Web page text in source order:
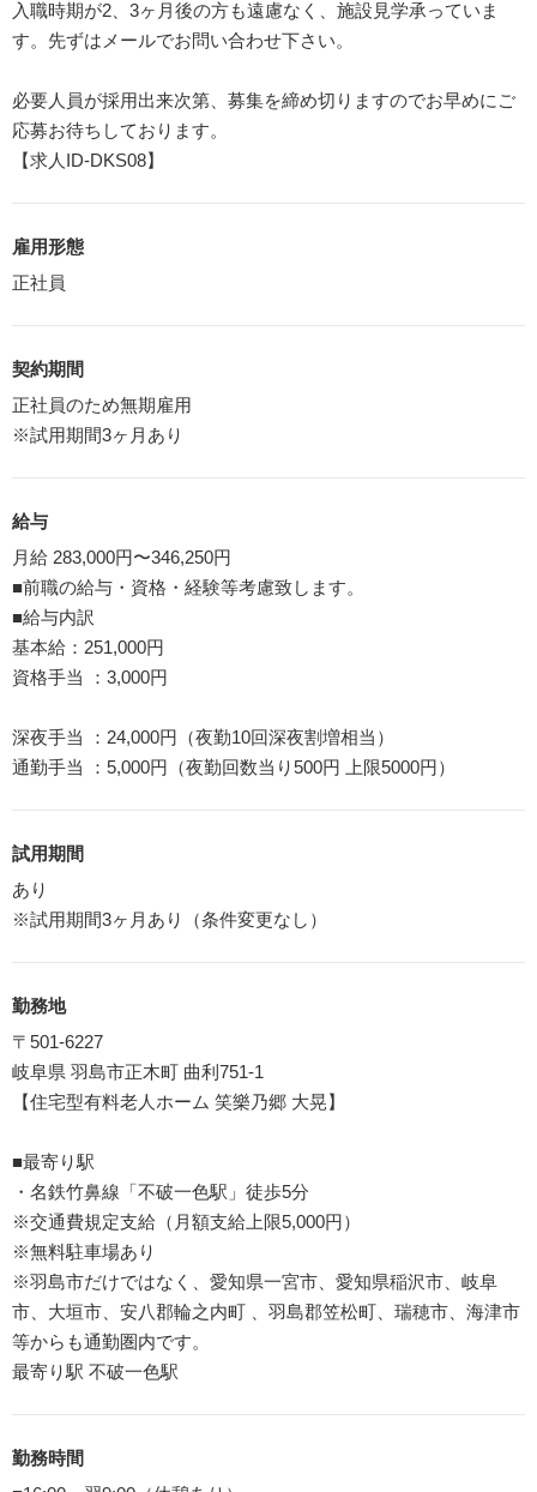
入職時期が2、3ヶ月後の方も遠慮なく、施設見学承っていま
す。先ずはメールでお問い合わせ下さい。
必要人員が採用出来次第、募集を締め切りますのでお早めにご
応募お待ちしております。
【求人ID-DKS08】
雇用形態
正社員
契約期間
正社員のため無期雇用
※試用期間3ヶ月あり
給与
月給 283,000円〜346,250円
■前職の給与・資格・経験等考慮致します。
■給与内訳
基本給：251,000円
資格手当 ：3,000円
深夜手当 ：24,000円（夜勤10回深夜割増相当）
通勤手当 ：5,000円（夜勤回数当り500円 上限5000円）
試用期間
あり
※試用期間3ヶ月あり（条件変更なし）
勤務地
〒501-6227
岐阜県 羽島市正木町 曲利751-1
【住宅型有料老人ホーム 笑樂乃郷 大晃】
■最寄り駅
・名鉄竹鼻線「不破一色駅」徒歩5分
※交通費規定支給（月額支給上限5,000円）
※無料駐車場あり
※羽島市だけではなく、愛知県一宮市、愛知県稲沢市、岐阜
市、大垣市、安八郡輪之内町 、羽島郡笠松町、瑞穂市、海津市
等からも通勤圏内です。
最寄り駅 不破一色駅
勤務時間